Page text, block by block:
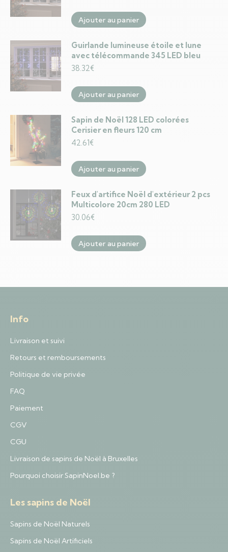
Ajouter au panier
Guirlande lumineuse étoile et lune
avec télécommande 345 LED bleu
38.32€
Ajouter au panier
Sapin de Noël 128 LED colorées
Cerisier en fleurs 120 cm
42.61€
Ajouter au panier
Feux d'artifice Noël d'extérieur 2 pcs
Multicolore 20cm 280 LED
30.06€
Ajouter au panier
Info
Livraison et suivi
Retours et remboursements
Politique de vie privée
FAQ
Paiement
CGV
CGU
Livraison de sapins de Noël à Bruxelles
Pourquoi choisir SapinNoel.be ?
Les sapins de Noël
Sapins de Noël Naturels
Sapins de Noël Artificiels